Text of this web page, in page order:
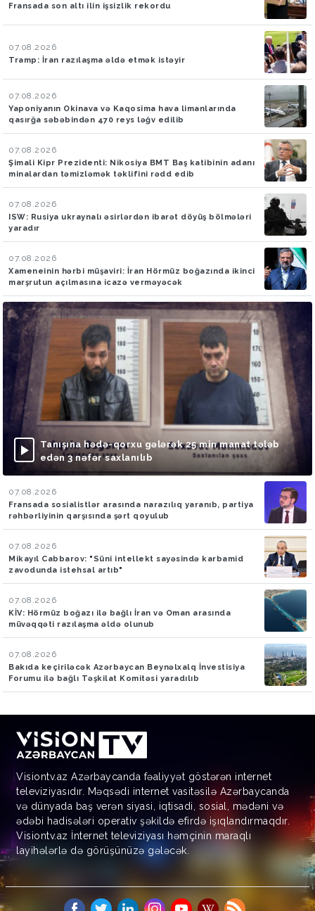
Fransada son altı ilin işsizlik rekordu
07.08.2026
Tramp: İran razılaşma əldə etmək istəyir
07.08.2026
Yaponiyanın Okinava və Kaqosima hava limanlarında
qasırğa səbəbindən 470 reys ləğv edilib
07.08.2026
Şimali Kipr Prezidenti: Nikosiya BMT Baş katibinin adanı
minalardan təmizləmək təklifini rədd edib
07.08.2026
ISW: Rusiya ukraynalı əsirlərdən ibarət döyüş bölmələri
yaradır
07.08.2026
Xameneinin hərbi müşaviri: İran Hörmüz boğazında ikinci
marşrutun açılmasına icazə verməyəcək
Tanışına hədə-qorxu gələrək 25 min manat tələb
edən 3 nəfər saxlanılıb
07.08.2026
Fransada sosialistlər arasında narazılıq yaranıb, partiya
rəhbərliyinin qarşısında şərt qoyulub
07.08.2026
Mikayıl Cabbarov: "Süni intellekt sayəsində karbamid
zavodunda istehsal artıb"
07.08.2026
KİV: Hörmüz boğazı ilə bağlı İran və Oman arasında
müvəqqəti razılaşma əldə olunub
07.08.2026
Bakıda keçiriləcək Azərbaycan Beynəlxalq İnvestisiya
Forumu ilə bağlı Təşkilat Komitəsi yaradılıb
Visiontv.az Azərbaycanda fəaliyyət göstərən internet
televiziyasıdır. Məqsədi internet vasitəsilə Azərbaycanda
və dünyada baş verən siyasi, iqtisadi, sosial, mədəni və
ədəbi hadisələri operativ şəkildə efirdə işıqlandırmaqdır.
Visiontv.az İnternet televiziyası həmçinin maraqlı
layihələrlə də görüşünüzə gələcək.